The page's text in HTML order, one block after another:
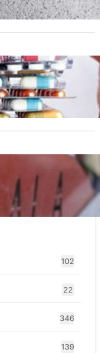
Tulburări
Colebil
O
Generațiile
102
22
346
139